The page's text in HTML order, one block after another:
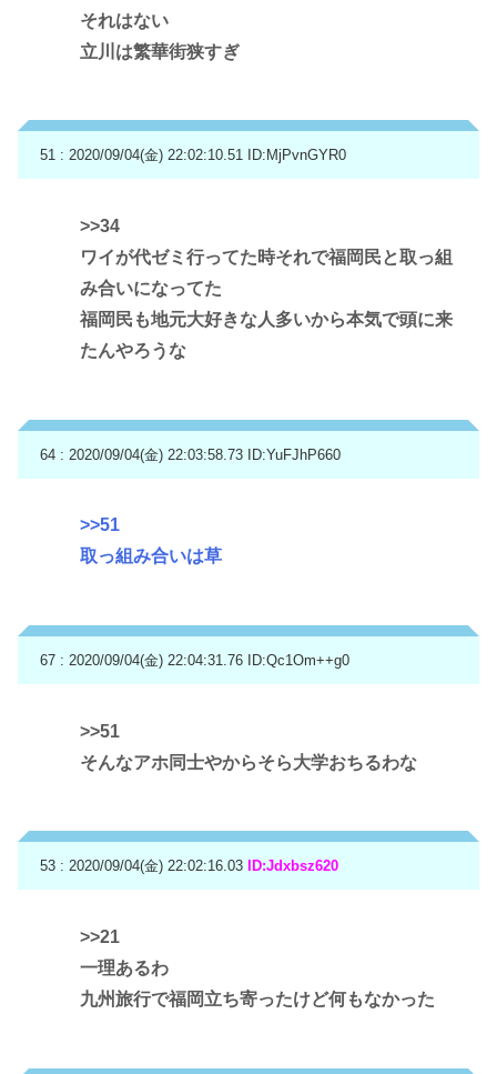
それはない
立川は繁華街狭すぎ
51 : 2020/09/04(金) 22:02:10.51 ID:MjPvnGYR0
>>34
ワイが代ゼミ行ってた時それで福岡民と取っ組
み合いになってた
福岡民も地元大好きな人多いから本気で頭に来
たんやろうな
64 : 2020/09/04(金) 22:03:58.73 ID:YuFJhP660
>>51
取っ組み合いは草
67 : 2020/09/04(金) 22:04:31.76 ID:Qc1Om++g0
>>51
そんなアホ同士やからそら大学おちるわな
53 : 2020/09/04(金) 22:02:16.03 ID:Jdxbsz620
>>21
一理あるわ
九州旅行で福岡立ち寄ったけど何もなかった